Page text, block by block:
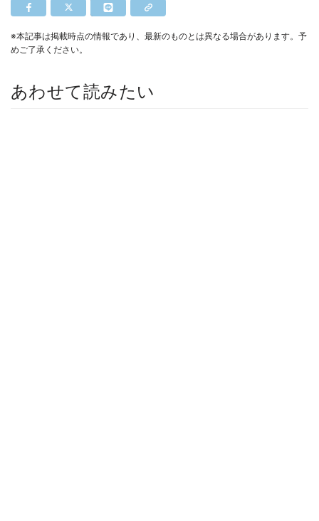
※本記事は掲載時点の情報であり、最新のものとは異なる場合があります。予
めご了承ください。
あわせて読みたい